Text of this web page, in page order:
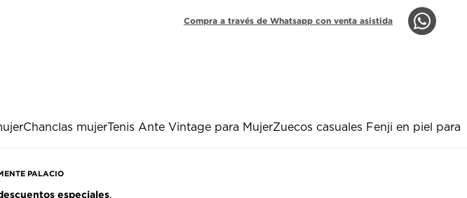
Compra a través de Whatsapp con venta asistida
Chanclas mujerTenis Ante Vintage para MujerZuecos casuales Fenji en piel para
PALACIO
especiales.